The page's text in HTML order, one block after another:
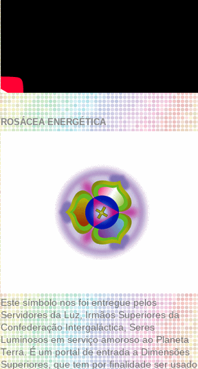
ROSÁCEA ENERGÉTICA
Este símbolo nos foi entregue pelos
Servidores da Luz, Irmãos Superiores da
Confederação Intergaláctica, Seres
Luminosos em serviço amoroso ao Planeta
Terra. É um portal de entrada a Dimensões
Superiores, que tem por finalidade ser usado